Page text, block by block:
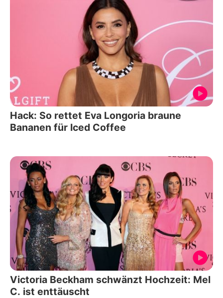
Hack: So rettet Eva Longoria braune
Bananen für Iced Coffee
Victoria Beckham schwänzt Hochzeit: Mel
C. ist enttäuscht